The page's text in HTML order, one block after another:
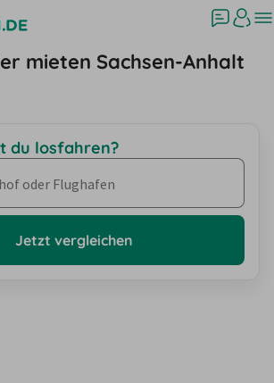
mieten Sachsen-Anhalt
du losfahren?
oder Flughafen
Jetzt vergleichen